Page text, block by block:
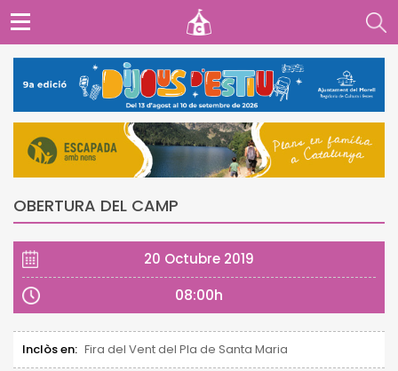
OBERTURA DEL CAMP
20 Octubre 2019
08:00h
Inclòs en: Fira del Vent del Pla de Santa Maria